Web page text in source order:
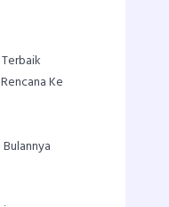
Ke